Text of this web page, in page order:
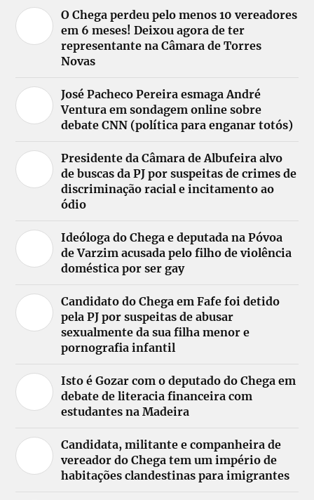
O Chega perdeu pelo menos 10 vereadores
em 6 meses! Deixou agora de ter
representante na Câmara de Torres
Novas
José Pacheco Pereira esmaga André
Ventura em sondagem online sobre
debate CNN (política para enganar totós)
Presidente da Câmara de Albufeira alvo
de buscas da PJ por suspeitas de crimes de
discriminação racial e incitamento ao
ódio
Ideóloga do Chega e deputada na Póvoa
de Varzim acusada pelo filho de violência
doméstica por ser gay
Candidato do Chega em Fafe foi detido
pela PJ por suspeitas de abusar
sexualmente da sua filha menor e
pornografia infantil
Isto é Gozar com o deputado do Chega em
debate de literacia financeira com
estudantes na Madeira
Candidata, militante e companheira de
vereador do Chega tem um império de
habitações clandestinas para imigrantes